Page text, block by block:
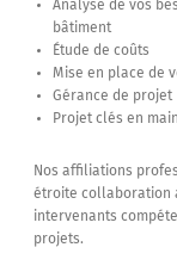
Analyse de vos
bâtiment
Étude de coûts
Mise en place de
Gérance de projet
Projet clés en main
Nos affiliations
étroite collaboration
intervenants
projets.